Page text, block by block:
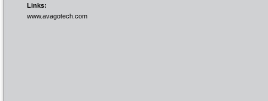
Links:
www.avagotech.com